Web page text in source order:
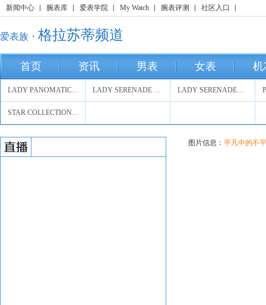
新闻中心 腕表库 爱表学院 My Watch 腕表评测 社区入口
爱表族・ 格拉苏蒂频道
首页 资讯 男表 女表 机
LADY PANOMATICLUNA系列 LADY SERENADE KARREE系列 LADY SERENADE系列
STAR COLLECTION系列
图片信息： 平凡中的不